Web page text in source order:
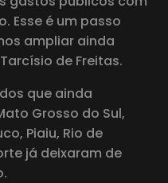
Esse é um passo
ampliar ainda
de Freitas.
que ainda
Grosso do Sul,
Piaiu, Rio de
já deixaram de